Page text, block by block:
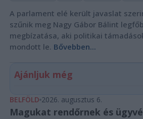
A parlament elé került javaslat
szűnik meg Nagy Gábor Bálint
megbízatása, aki politikai
mondott le. Bővebben...
Ajánljuk még
BELFÖLD 2026. augusztus 6.
Magukat rendőrnek és